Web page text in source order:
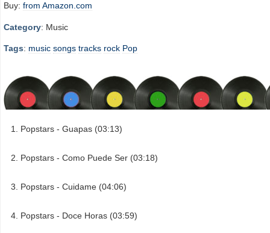
Buy: from Amazon.com
Category: Music
Tags: music songs tracks rock Pop
Popstars - Guapas (03:13)
Popstars - Como Puede Ser (03:18)
Popstars - Cuidame (04:06)
Popstars - Doce Horas (03:59)